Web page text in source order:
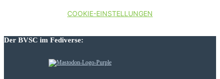
COOKIE-EINSTELLUNGEN
Der BVSC im Fediverse: